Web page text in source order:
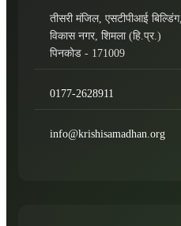
तीसरी मंजिल, एसटीपीआई बिल्डिंग,
विकास नगर, शिमला (हि.प्र.)
पिनकोड - 171009
0177-2628911
info@krishisamadhan.org